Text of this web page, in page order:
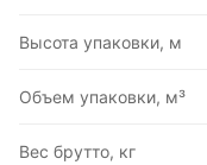
Высота упаковки, м
Объем упаковки, м³
Вес брутто, кг